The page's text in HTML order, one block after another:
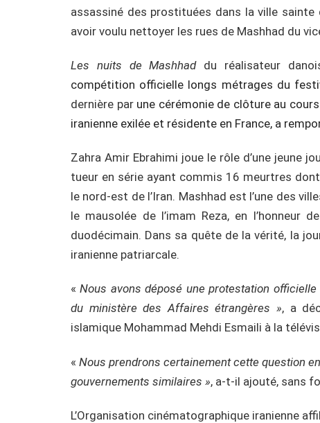
assassiné des prostituées dans la ville
avoir voulu nettoyer les rues de Mashhad du
Les nuits de Mashhaddu réalisateur
compétition officielle longs métrages du
dernière par une cérémonie de clôture au
iranienne exilée et résidente en France, a
Zahra Amir Ebrahimi joue le rôle d’une jeune
tueur en série ayant commis 16 meurtres
le nord-est de l’Iran. Mashhad est l’une des
le mausolée de l’imam Reza, en l’honneur
duodécimain. Dans sa quête de la vérité, la
iranienne patriarcale.
«Nous avons déposé une protestation
du ministère des Affaires étrangères », a
islamique Mohammad Mehdi Esmaili à la
« Nous prendrons certainement cette question
gouvernements similaires », a-t-il ajouté, sans
L’Organisation cinématographique iranienne